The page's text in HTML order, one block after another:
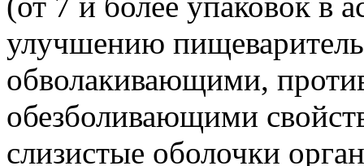
улучшению
обволакивающими,
обезболивающими
слизистые оболочки